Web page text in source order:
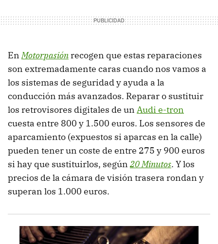
EnMotorpasión recogen que estas reparaciones
son extremadamente caras cuando nos vamos a
los sistemas de seguridad y ayuda a la
conducción más avanzados. Reparar o sustituir
los retrovisores digitales de un Audi e-tron
cuesta entre 800 y 1.500 euros. Los sensores de
aparcamiento (expuestos si aparcas en la calle)
pueden tener un coste de entre 275 y 900 euros
si hay que sustituirlos, según20 Minutos. Y los
precios de la cámara de visión trasera rondan y
superan los 1.000 euros.